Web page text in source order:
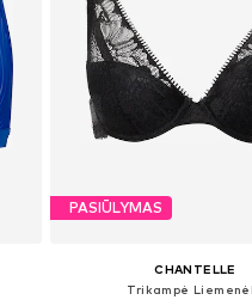
PASIŪLYMAS
CHANTELLE
Trikampė